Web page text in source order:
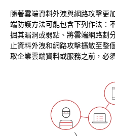
隨著雲端資料外洩與網路攻擊更
端防護方法可能包含下列作法：
掘其漏洞或弱點、將雲端網路劃
止資料外洩和網路攻擊擴散至整
取企業雲端資料或服務之前，必